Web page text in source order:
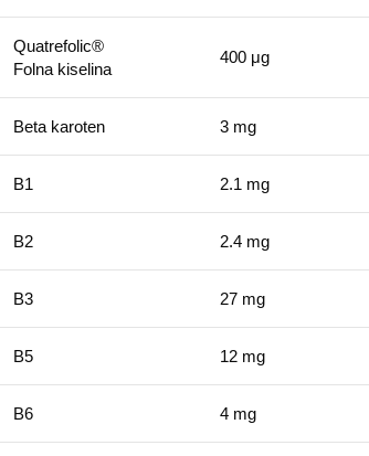
Quatrefolic®
Folna kiselina
400 μg
Βeta karoten 3 mg
B1 2.1 mg
B2 2.4 mg
B3 27 mg
B5 12 mg
B6 4 mg